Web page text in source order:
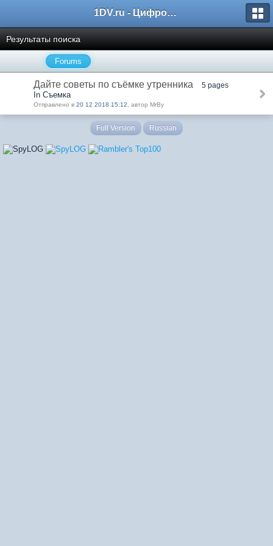
1DV.ru - Цифровое видео
Результаты поиска
Forums
Дайте советы по съёмке утренника 5 pages
In Съемка
Отправлено в 20 12 2018 15:12 , автор MrBy
Full Version Russian